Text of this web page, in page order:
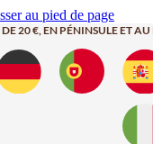
au pied de page
20 €, EN PÉNINSULE ET